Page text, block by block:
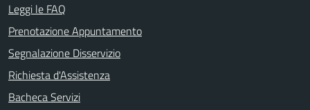
Leggi le FAQ
Prenotazione Appuntamento
Segnalazione Disservizio
Richiesta d'Assistenza
Bacheca Servizi